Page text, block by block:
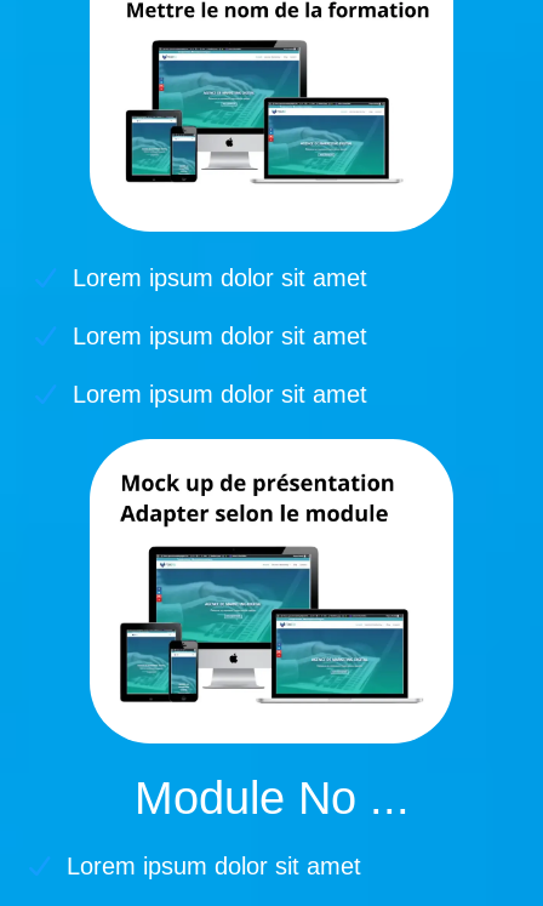
Lorem ipsum dolor sit amet
Lorem ipsum dolor sit amet
Lorem ipsum dolor sit amet
Module No ...
Lorem ipsum dolor sit amet